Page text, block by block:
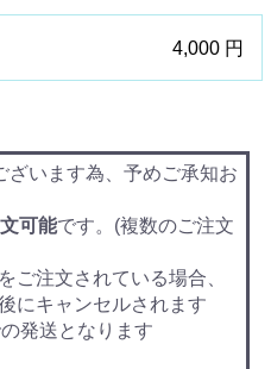
4,000 円
ざいます為、予めご承知お
可能です。(複数のご注文
ご注文されている場合、
にキャンセルされます
発送となります